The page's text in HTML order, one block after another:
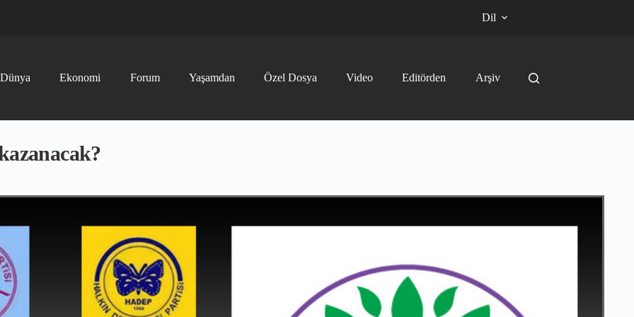
Dil
Dünya Ekonomi Forum Yaşamdan Özel Dosya Video Editörden Arşiv